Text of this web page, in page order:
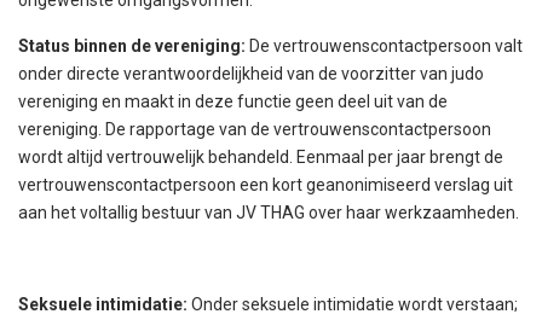
Status binnen de vereniging: De vertrouwenscontactpersoon valt
onder directe verantwoordelijkheid van de voorzitter van judo
vereniging en maakt in deze functie geen deel uit van de
vereniging. De rapportage van de vertrouwenscontactpersoon
wordt altijd vertrouwelijk behandeld. Eenmaal per jaar brengt de
vertrouwenscontactpersoon een kort geanonimiseerd verslag uit
aan het voltallig bestuur van JV THAG over haar werkzaamheden.
Seksuele intimidatie: Onderseksuele intimidatie wordt verstaan;